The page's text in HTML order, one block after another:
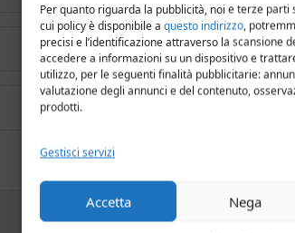
Per quanto riguarda la pubblicità, noi e terze parti
cui policy è disponibile a questo indirizzo,
precisi e l’identificazione attraverso la scansione
accedere a informazioni su un dispositivo e
utilizzo, per le seguenti finalità pubblicitarie:
valutazione degli annunci e del contenuto,
prodotti.
Gestisci servizi
Accetta Nega